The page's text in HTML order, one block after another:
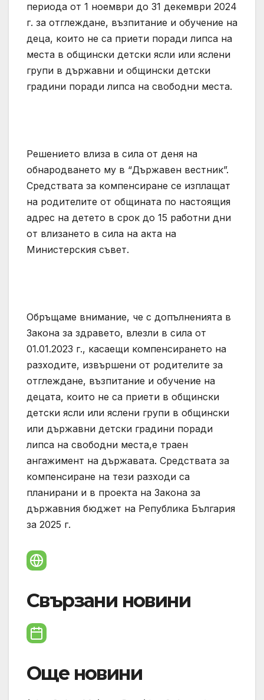
периода от 1 ноември до 31 декември 2024
г. за отглеждане, възпитание и обучение на
деца, които не са приети поради липса на
места в общински детски ясли или яслени
групи в държавни и общински детски
градини поради липса на свободни места.
Решението влиза в сила от деня на
обнародването му в “Държавен вестник”.
Средствата за компенсиране се изплащат
на родителите от общината по настоящия
адрес на детето в срок до 15 работни дни
от влизането в сила на акта на
Министерския съвет.
Обръщаме внимание, че с допълненията в
Закона за здравето, влезли в сила от
01.01.2023 г., касаещи компенсирането на
разходите, извършени от родителите за
отглеждане, възпитание и обучение на
децата, които не са приети в общински
детски ясли или яслени групи в общински
или държавни детски градини поради
липса на свободни места,е траен
ангажимент на държавата. Средствата за
компенсиране на тези разходи са
планирани и в проекта на Закона за
държавния бюджет на Република България
за 2025 г.
Свързани новини
Още новини